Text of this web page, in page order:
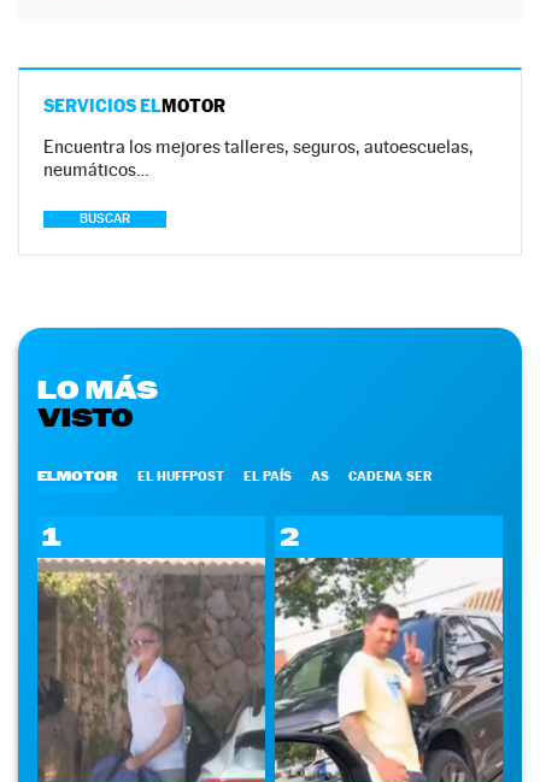
SERVICIOS ELMOTOR
Encuentra los mejores talleres, seguros, autoescuelas,
neumáticos…
BUSCAR
LO MÁS
VISTO
ELMOTOR EL HUFFPOST EL PAÍS AS CADENA SER
1 2